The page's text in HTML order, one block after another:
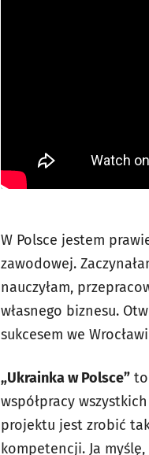
W Polsce jestem
zawodowej.
nauczyłam,
własnego biznesu.
sukcesem we
„Ukrainka w Polsce”
współpracy
projektu jest zrobić
kompetencji. Ja